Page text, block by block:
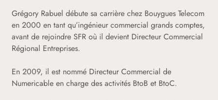
Grégory Rabuel débute sa carrière chez Bouygues Telecom
en 2000 en tant qu’ingénieur commercial grands comptes,
avant de rejoindre SFR où il devient Directeur Commercial
Régional Entreprises.
En 2009, il est nommé Directeur Commercial de
Numericable en charge des activités BtoB et BtoC.